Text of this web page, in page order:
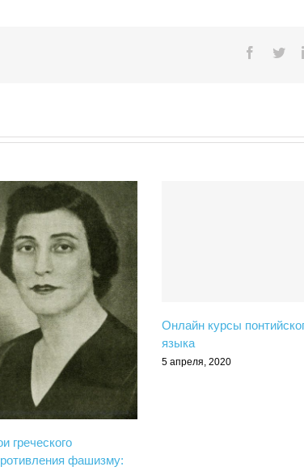
Facebook
греческого
фашизму:
Онлайн курсы
языка
5 апреля, 2020